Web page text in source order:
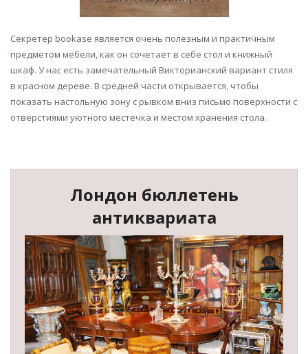
Секретер bookase является очень полезным и практичным
предметом мебели, как он сочетает в себе стол и книжный
шкаф. У нас есть замечательный Викторианский вариант стиля
в красном дереве. В средней части открывается, чтобы
показать настольную зону с рывком вниз письмо поверхности с
отверстиями уютного местечка и местом хранения стола.